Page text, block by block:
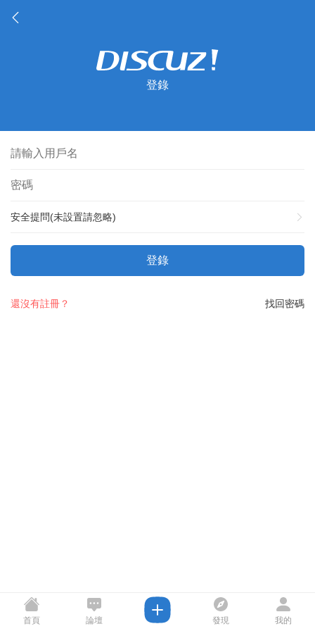
登錄
安全提問(未設置請忽略)
登錄
找回密碼
還沒有註冊？
首頁 論壇 發現 我的